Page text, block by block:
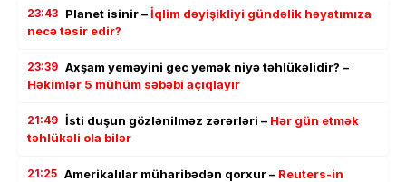
23:43 Planet isinir –İqlim dəyişikliyi gündəlik həyatımıza
necə təsir edir?
23:39 Axşam yeməyini gec yemək niyə təhlükəlidir? –
Həkimlər 5 mühüm səbəbi açıqlayır
21:49 İsti duşun gözlənilməz zərərləri – Hər gün etmək
təhlükəli ola bilər
21:25 Amerikalılar müharibədən qorxur – Reuters-in